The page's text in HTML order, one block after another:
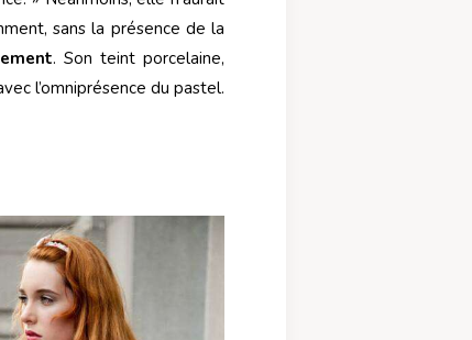
sans la présence de la
. Son teint porcelaine,
l’omniprésence du pastel.